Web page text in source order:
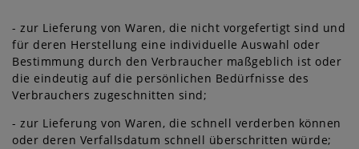
- zur Lieferung von Waren, die nicht vorgefertigt sind und
für deren Herstellung eine individuelle Auswahl oder
Bestimmung durch den Verbraucher maßgeblich ist oder
die eindeutig auf die persönlichen Bedürfnisse des
Verbrauchers zugeschnitten sind;
- zur Lieferung von Waren, die schnell verderben können
oder deren Verfallsdatum schnell überschritten würde;